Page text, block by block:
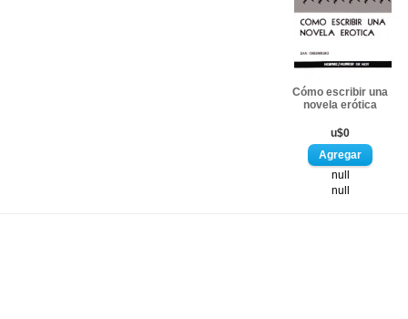
Cómo escribir una
novela erótica
u$0
null
null